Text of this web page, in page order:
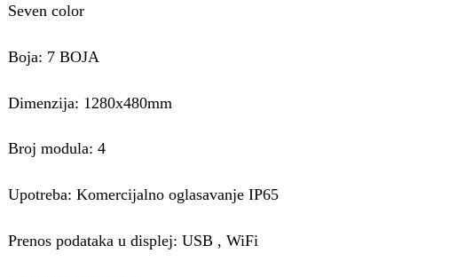
Seven color
Boja: 7 BOJA
Dimenzija: 1280x480mm
Broj modula: 4
Upotreba: Komercijalno oglasavanje IP65
Prenos podataka u displej: USB , WiFi